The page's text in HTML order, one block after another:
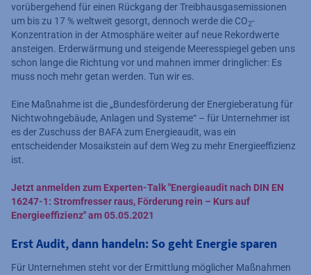
vorübergehend für einen Rückgang der Treibhausgasemissionen
um bis zu 17 % weltweit gesorgt, dennoch werde die CO2-
Konzentration in der Atmosphäre weiter auf neue Rekordwerte
ansteigen. Erderwärmung und steigende Meeresspiegel geben uns
schon lange die Richtung vor und mahnen immer dringlicher: Es
muss noch mehr getan werden. Tun wir es.
Eine Maßnahme ist die „Bundesförderung der Energieberatung für
Nichtwohngebäude, Anlagen und Systeme“ – für Unternehmer ist
es der Zuschuss der BAFA zum Energieaudit, was ein
entscheidender Mosaikstein auf dem Weg zu mehr Energieeffizienz
ist.
Jetzt anmelden zum Experten-Talk "Energieaudit nach DIN EN
16247-1: Stromfresser raus, Förderung rein – Kurs auf
Energieeffizienz" am 05.05.2021
Erst Audit, dann handeln: So geht Energie sparen
Für Unternehmen steht vor der Ermittlung möglicher Maßnahmen